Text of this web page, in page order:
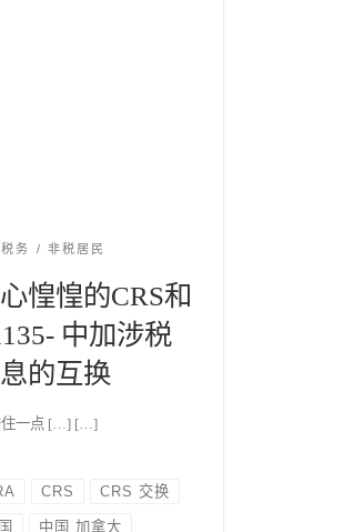
务 非税居民
惶惶的CRS和
中加涉税
的互换
住一点 […] […]
CRS CRS 交换
中国 加拿大